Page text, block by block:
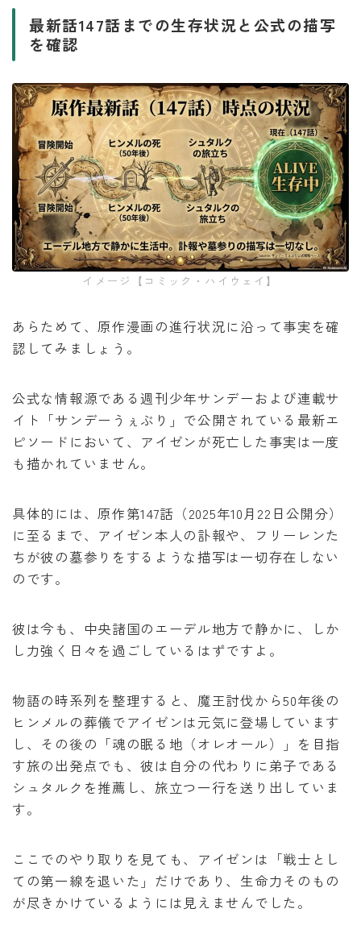
最新話147話までの生存状況と公式の描写
を確認
イメージ【コミック・ハイウェイ】
あらためて、原作漫画の進行状況に沿って事実を確
認してみましょう。
公式な情報源である週刊少年サンデーおよび連載サ
イト「サンデーうぇぶり」で公開されている最新エ
ピソードにおいて、アイゼンが死亡した事実は一度
も描かれていません。
具体的には、原作第147話（2025年10月22日公開分）
に至るまで、アイゼン本人の訃報や、フリーレンた
ちが彼の墓参りをするような描写は一切存在しない
のです。
彼は今も、中央諸国のエーデル地方で静かに、しか
し力強く日々を過ごしているはずですよ。
物語の時系列を整理すると、魔王討伐から50年後の
ヒンメルの葬儀でアイゼンは元気に登場しています
し、その後の「魂の眠る地（オレオール）」を目指
す旅の出発点でも、彼は自分の代わりに弟子である
シュタルクを推薦し、旅立つ一行を送り出していま
す。
ここでのやり取りを見ても、アイゼンは「戦士とし
ての第一線を退いた」だけであり、生命力そのもの
が尽きかけているようには見えませんでした。